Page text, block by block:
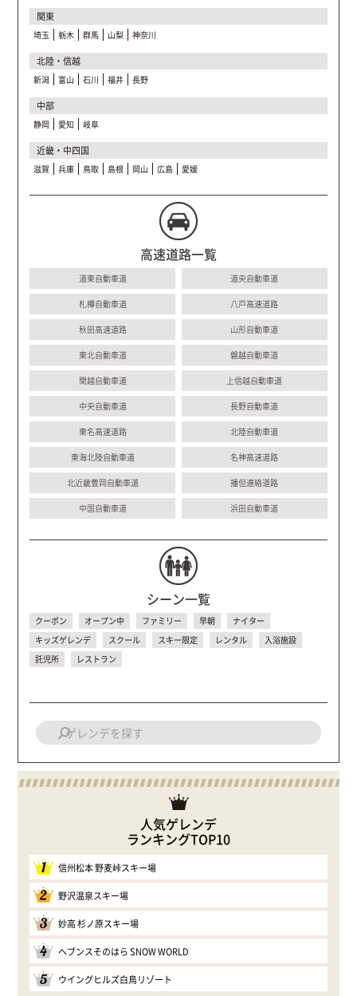
関東
埼玉 栃木 群馬 山梨 神奈川
北陸・信越
新潟 富山 石川 福井 長野
中部
静岡 愛知 岐阜
近畿・中四国
滋賀 兵庫 鳥取 島根 岡山 広島 愛媛
高速道路一覧
道東自動車道 道央自動車道
札樽自動車道 八戸高速道路
秋田高速道路 山形自動車道
東北自動車道 磐越自動車道
関越自動車道 上信越自動車道
中央自動車道 長野自動車道
東名高速道路 北陸自動車道
東海北陸自動車道 名神高速道路
北近畿豊岡自動車道 播但連絡道路
中国自動車道 浜田自動車道
シーン一覧
クーポン オープン中 ファミリー 早朝
ナイター
キッズゲレンデ
スクール スキー限定 レンタル
入浴施設
託児所
レストラン
人気ゲレンデ
ランキングTOP10
1 信州松本 野麦峠スキー場
2 野沢温泉スキー場
3 妙高 杉ノ原スキー場
4 ヘブンスそのはら SNOW WORLD
5 ウイングヒルズ白鳥リゾート